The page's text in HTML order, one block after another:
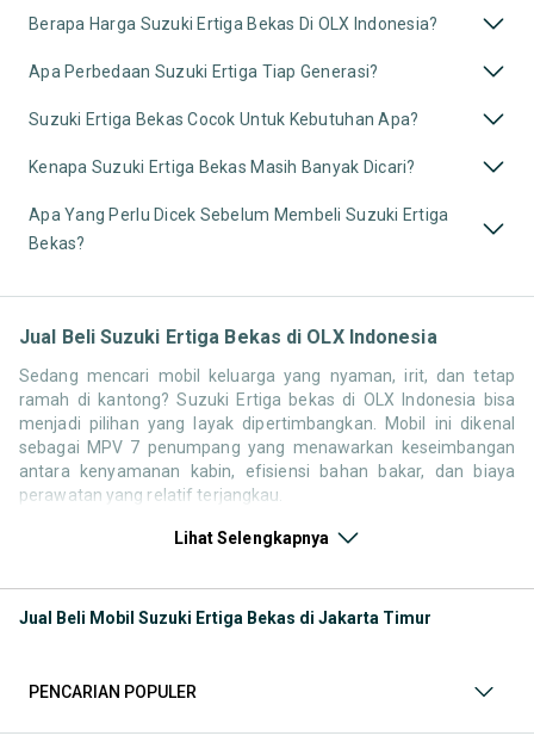
Berapa Harga Suzuki Ertiga Bekas Di OLX Indonesia?
Apa Perbedaan Suzuki Ertiga Tiap Generasi?
Suzuki Ertiga Bekas Cocok Untuk Kebutuhan Apa?
Kenapa Suzuki Ertiga Bekas Masih Banyak Dicari?
Apa Yang Perlu Dicek Sebelum Membeli Suzuki Ertiga
Bekas?
Jual Beli Suzuki Ertiga Bekas di OLX Indonesia
Sedang mencari mobil keluarga yang nyaman, irit, dan tetap
ramah di kantong? Suzuki Ertiga bekas di OLX Indonesia bisa
menjadi pilihan yang layak dipertimbangkan. Mobil ini dikenal
sebagai MPV 7 penumpang yang menawarkan keseimbangan
antara kenyamanan kabin, efisiensi bahan bakar, dan biaya
perawatan yang relatif terjangkau.
Di OLX, kamu bisa menemukan berbagai pilihan Suzuki Ertiga
tersedia dalam satu platform sehingga memudahkan proses
Lihat Selengkapnya
Jual Beli Mobil Suzuki Ertiga Bekas di Jakarta Timur
PENCARIAN POPULER